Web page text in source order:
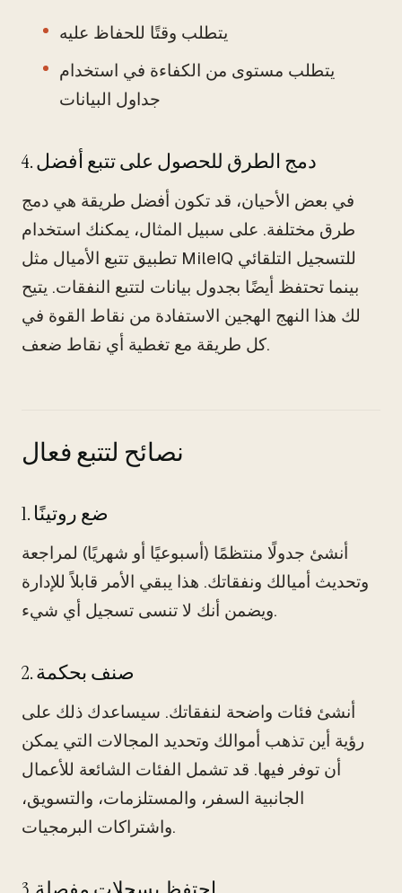
يتطلب وقتًا للحفاظ عليه
يتطلب مستوى من الكفاءة في استخدام
جداول البيانات
4. دمج الطرق للحصول على تتبع أفضل
في بعض الأحيان، قد تكون أفضل طريقة هي دمج
طرق مختلفة. على سبيل المثال، يمكنك استخدام
تطبيق تتبع الأميال مثل MileIQ للتسجيل التلقائي
بينما تحتفظ أيضًا بجدول بيانات لتتبع النفقات. يتيح
لك هذا النهج الهجين الاستفادة من نقاط القوة في
كل طريقة مع تغطية أي نقاط ضعف.
نصائح لتتبع فعال
1. ضع روتينًا
أنشئ جدولًا منتظمًا (أسبوعيًا أو شهريًا) لمراجعة
وتحديث أميالك ونفقاتك. هذا يبقي الأمر قابلاً للإدارة
ويضمن أنك لا تنسى تسجيل أي شيء.
2. صنف بحكمة
أنشئ فئات واضحة لنفقاتك. سيساعدك ذلك على
رؤية أين تذهب أموالك وتحديد المجالات التي يمكن
أن توفر فيها. قد تشمل الفئات الشائعة للأعمال
الجانبية السفر، والمستلزمات، والتسويق،
واشتراكات البرمجيات.